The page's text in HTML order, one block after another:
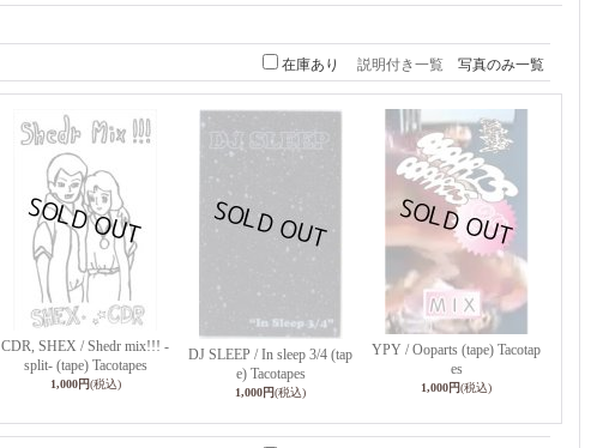
在庫あり 説明付き一覧 写真のみ一覧
CDR, SHEX / Shedr mix!!! -
split- (tape) Tacotapes
1,000円(税込)
DJ SLEEP / In sleep 3/4 (tap
e) Tacotapes
1,000円(税込)
YPY / Ooparts (tape) Tacotap
es
1,000円(税込)